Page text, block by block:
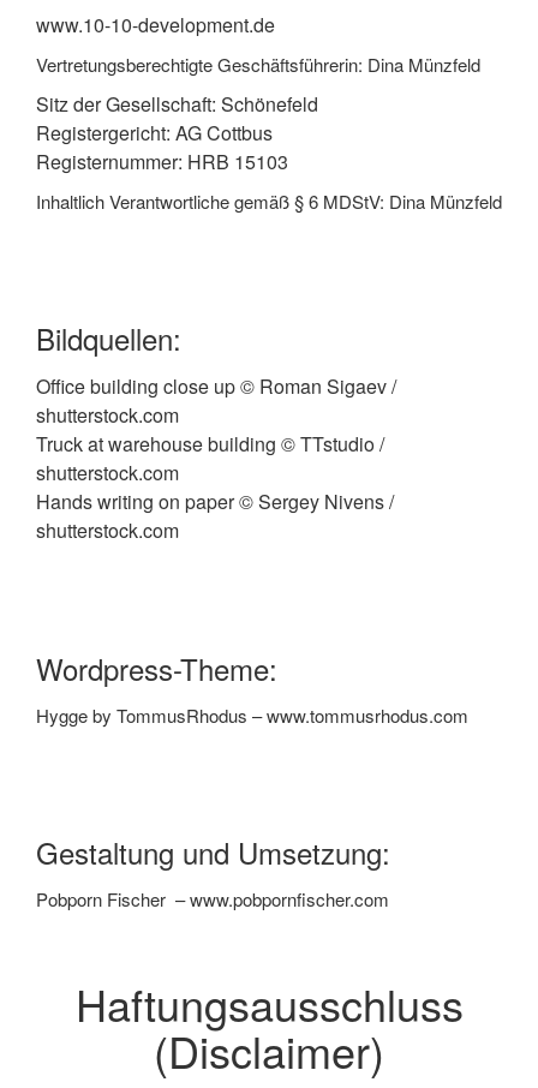
www.10-10-development.de
Vertretungsberechtigte Geschäftsführerin: Dina Münzfeld
Sitz der Gesellschaft: Schönefeld
Registergericht: AG Cottbus
Registernummer: HRB 15103
Inhaltlich Verantwortliche gemäß § 6 MDStV: Dina Münzfeld
Bildquellen:
Office building close up © Roman Sigaev /
shutterstock.com
Truck at warehouse building © TTstudio /
shutterstock.com
Hands writing on paper © Sergey Nivens /
shutterstock.com
Wordpress-Theme:
Hygge by TommusRhodus – www.tommusrhodus.com
Gestaltung und Umsetzung:
Pobporn Fischer – www.pobpornfischer.com
Haftungsausschluss
(Disclaimer)